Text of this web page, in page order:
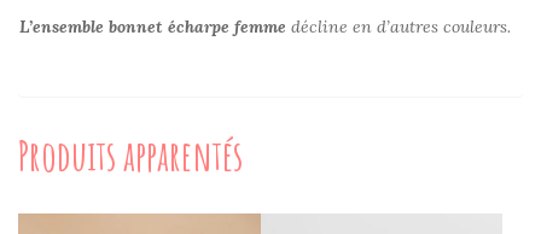
L’ensemble bonnet écharpe femme décline en d’autres couleurs.
Produits apparentés